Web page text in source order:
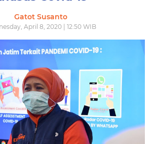
Gatot Susanto
April 8, 2020 | 12:50 WIB